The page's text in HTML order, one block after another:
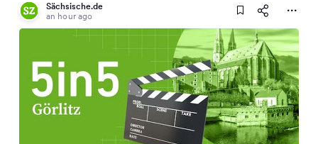
Sächsische.de
an hour ago